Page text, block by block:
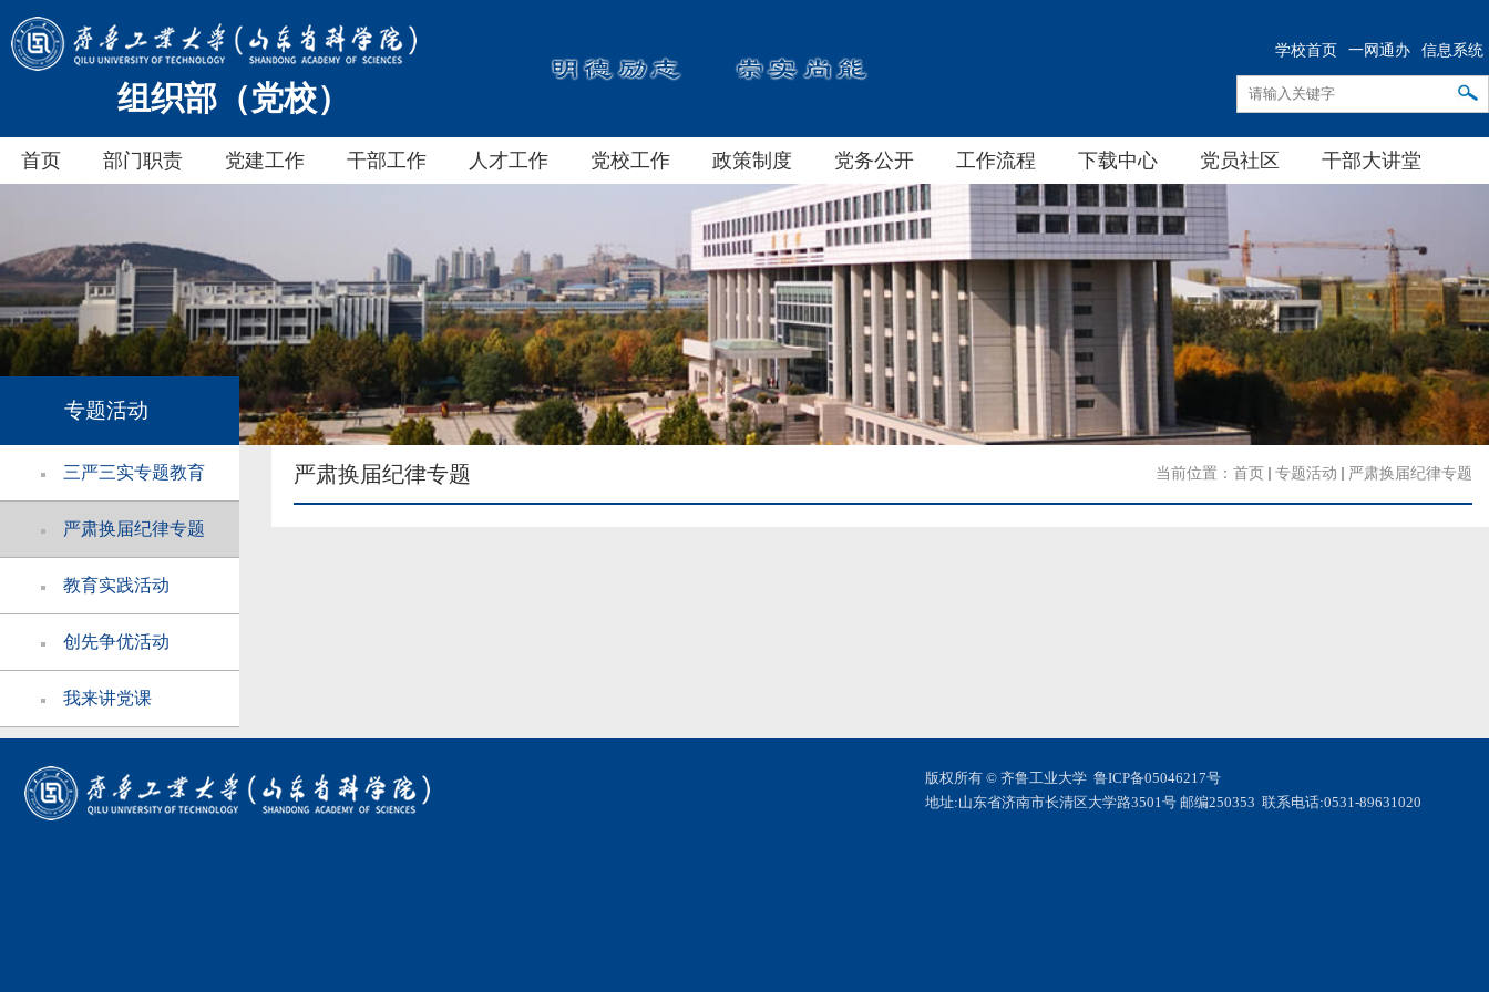
组织部（党校）
学校首页 一网通办 信息系统
首页 部门职责 党建工作 干部工作 人才工作 党校工作 政策制度 党务公开 工作流程 下载中心 党员社区 干部大讲堂
专题活动
三严三实专题教育
严肃换届纪律专题
教育实践活动
创先争优活动
我来讲党课
严肃换届纪律专题 当前位置： 首页 专题活动 严肃换届纪律专题
版权所有 © 齐鲁工业大学 鲁ICP备05046217号
地址:山东省济南市长清区大学路3501号 邮编250353 联系电话:0531-89631020